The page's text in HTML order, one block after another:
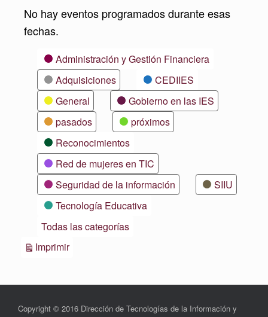
No hay eventos programados durante esas
fechas.
CategoríasAdministración y Gestión Financiera
Adquisiciones
CEDIIES
General
Gobierno en las IES
pasados
próximos
Reconocimientos
Red de mujeres en TIC
Seguridad de la información
SIIU
Tecnología Educativa
Todas las categorías
ImprimirVistas
Copyright © 2016 Dirección de Tecnologías de la Información y